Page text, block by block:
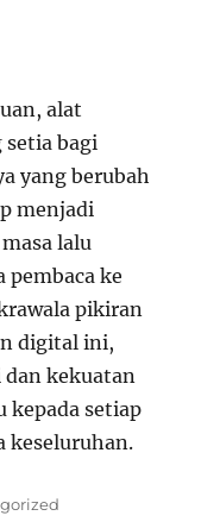
alat
setia bagi
yang berubah
menjadi
lalu
pembaca ke
pikiran
digital ini,
kekuatan
kepada setiap
keseluruhan.